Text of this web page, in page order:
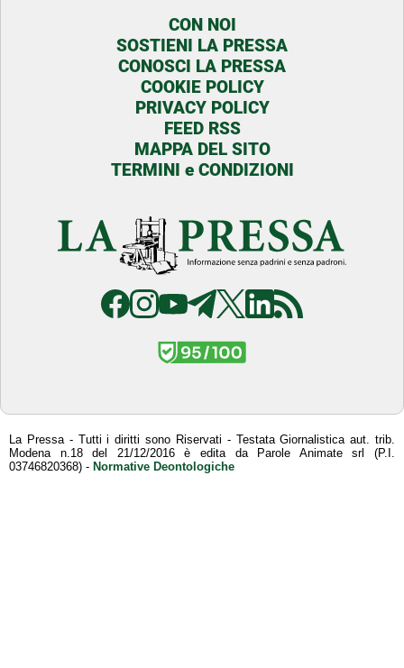
CON NOI
SOSTIENI LA PRESSA
CONOSCI LA PRESSA
COOKIE POLICY
PRIVACY POLICY
FEED RSS
MAPPA DEL SITO
TERMINI e CONDIZIONI
La Pressa - Tutti i diritti sono Riservati - Testata Giornalistica aut. trib.
Modena n.18 del 21/12/2016 è edita da Parole Animate srl (P.I.
03746820368) - Normative Deontologiche